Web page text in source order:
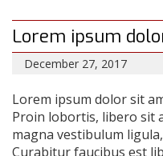
Lorem ipsum
December 27, 2017
Lorem ipsum dolor sit
Proin lobortis, libero sit
magna vestibulum
Curabitur faucibus est